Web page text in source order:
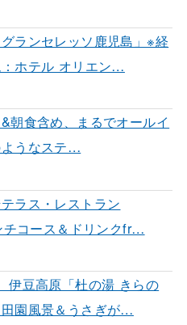
ランセレッソ鹿児島」※経
ホテル オリエン…
朝食含め、まるでオールイ
うなステ…
ラス・レストラン
コース＆ドリンクfr…
伊豆高原「杜の湯 きらの
園風景＆うさぎが…